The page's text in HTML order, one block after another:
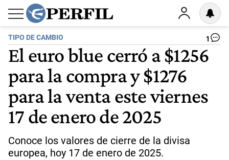
TIPO DE CAMBIO 1
El euro blue cerró a $1256
para la compra y $1276
para la venta este viernes
17 de enero de 2025
Conoce los valores de cierre de la divisa
europea, hoy 17 de enero de 2025.